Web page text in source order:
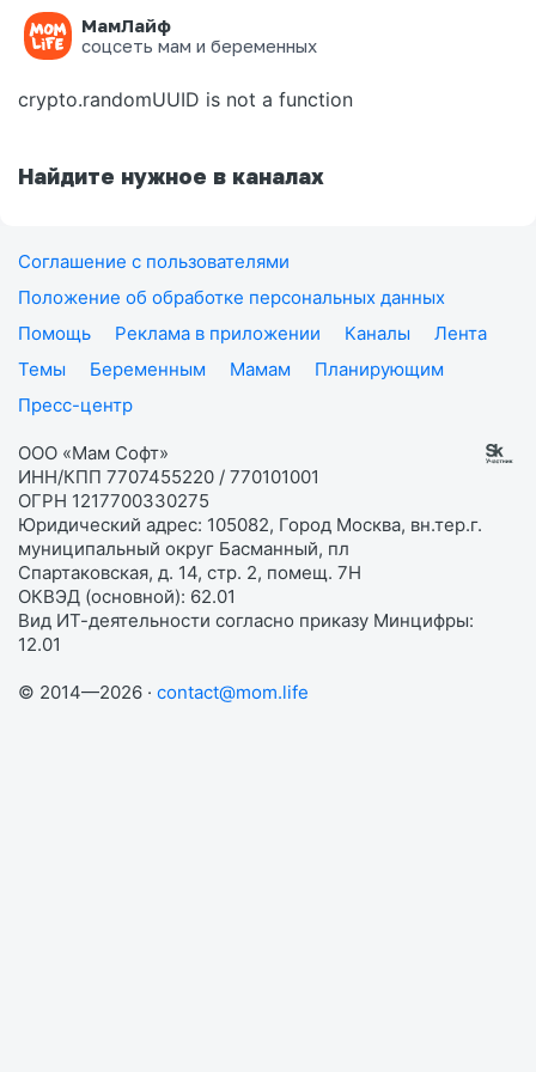
МамЛайф
соцсеть мам и беременных
Ошибка на странице
crypto.randomUUID is not a function
Найдите нужное в каналах
Соглашение с пользователями
Положение об обработке персональных данных
Помощь
Реклама в приложении Каналы
Лента
Темы
Беременным Мамам
Планирующим
Пресс-центр
ООО «Мам Софт»
ИНН/КПП 7707455220 / 770101001
ОГРН 1217700330275
Юридический адрес: 105082, Город Москва, вн.тер.г.
муниципальный округ Басманный, пл
Спартаковская, д. 14, стр. 2, помещ. 7Н
ОКВЭД (основной): 62.01
Вид ИТ-деятельности согласно приказу Минцифры:
12.01
© 2014—2026 · contact@mom.life